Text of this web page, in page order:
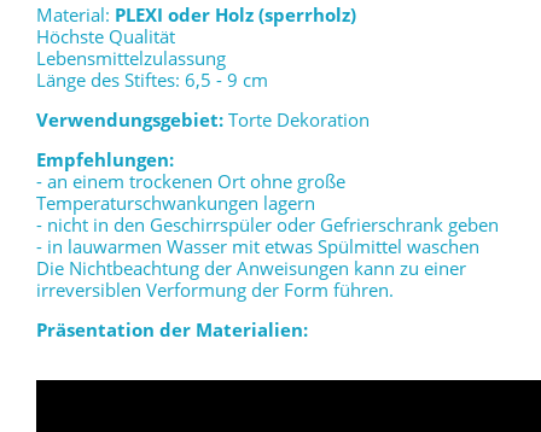
Material: PLEXI oder Holz (sperrholz)
Höchste Qualität
Lebensmittelzulassung
Länge des Stiftes: 6,5 - 9 cm
Verwendungsgebiet: Torte Dekoration
Empfehlungen:
- an einem trockenen Ort ohne große
Temperaturschwankungen lagern
- nicht in den Geschirrspüler oder Gefrierschrank geben
- in lauwarmen Wasser mit etwas Spülmittel waschen
Die Nichtbeachtung der Anweisungen kann zu einer
irreversiblen Verformung der Form führen.
Präsentation der Materialien: